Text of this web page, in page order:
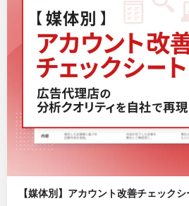
【媒体別】アカウント改善チェックシ